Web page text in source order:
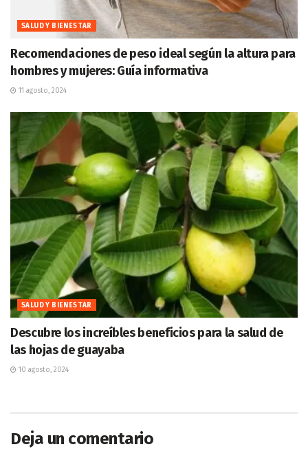
SALUD Y BIENESTAR
Recomendaciones de peso ideal según la altura para
hombres y mujeres: Guía informativa
11 agosto, 2024
SALUD Y BIENESTAR
Descubre los increíbles beneficios para la salud de
las hojas de guayaba
10 agosto, 2024
Deja un comentario